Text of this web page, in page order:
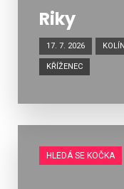
Riky
17. 7. 2026 KOLÍN
KŘÍŽENEC
HLEDÁ SE KOČKA